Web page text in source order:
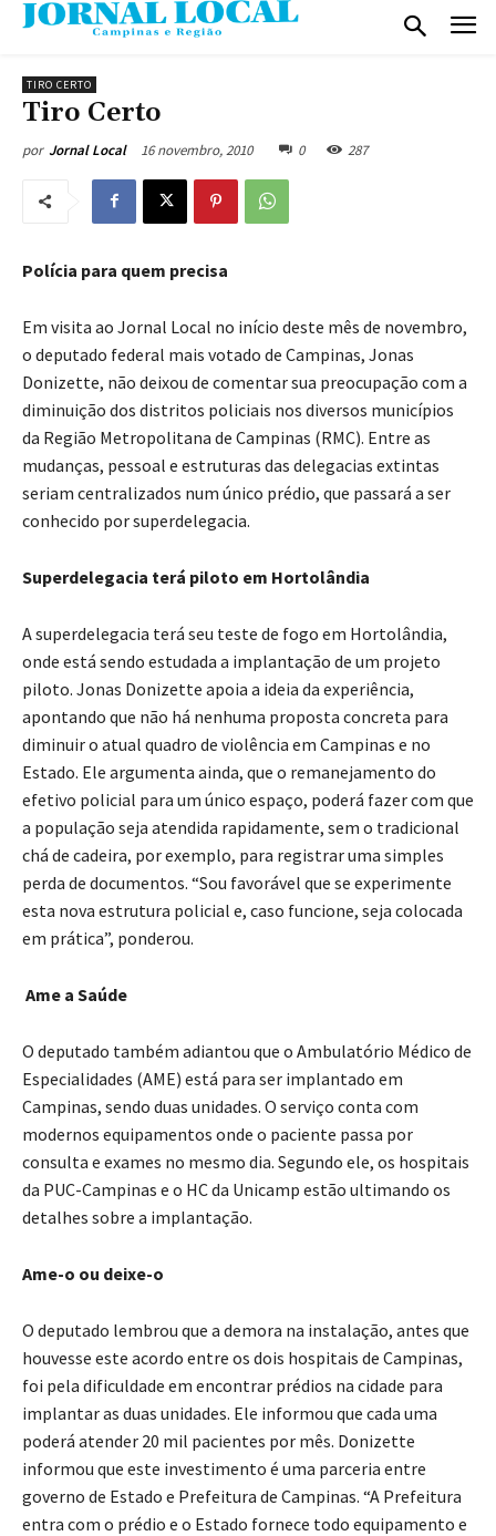
TIRO CERTO
Tiro Certo
por Jornal Local 16 novembro, 2010 0 287
Polícia para quem precisa
Em visita ao Jornal Local no início deste mês de novembro,
o deputado federal mais votado de Campinas, Jonas
Donizette, não deixou de comentar sua preocupação com a
diminuição dos distritos policiais nos diversos municípios
da Região Metropolitana de Campinas (RMC). Entre as
mudanças, pessoal e estruturas das delegacias extintas
seriam centralizados num único prédio, que passará a ser
conhecido por superdelegacia.
Superdelegacia terá piloto em Hortolândia
A superdelegacia terá seu teste de fogo em Hortolândia,
onde está sendo estudada a implantação de um projeto
piloto. Jonas Donizette apoia a ideia da experiência,
apontando que não há nenhuma proposta concreta para
diminuir o atual quadro de violência em Campinas e no
Estado. Ele argumenta ainda, que o remanejamento do
efetivo policial para um único espaço, poderá fazer com que
a população seja atendida rapidamente, sem o tradicional
chá de cadeira, por exemplo, para registrar uma simples
perda de documentos. “Sou favorável que se experimente
esta nova estrutura policial e, caso funcione, seja colocada
em prática”, ponderou.
Ame a Saúde
O deputado também adiantou que o Ambulatório Médico de
Especialidades (AME) está para ser implantado em
Campinas, sendo duas unidades. O serviço conta com
modernos equipamentos onde o paciente passa por
consulta e exames no mesmo dia. Segundo ele, os hospitais
da PUC-Campinas e o HC da Unicamp estão ultimando os
detalhes sobre a implantação.
Ame-o ou deixe-o
O deputado lembrou que a demora na instalação, antes que
houvesse este acordo entre os dois hospitais de Campinas,
foi pela dificuldade em encontrar prédios na cidade para
implantar as duas unidades. Ele informou que cada uma
poderá atender 20 mil pacientes por mês. Donizette
informou que este investimento é uma parceria entre
governo de Estado e Prefeitura de Campinas. “A Prefeitura
entra com o prédio e o Estado fornece todo equipamento e